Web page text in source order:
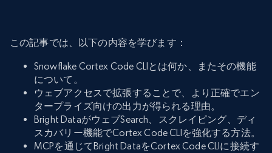
この記事では、以下の内容を学びます：
Snowflake Cortex Code CLIとは何か、またその機能
について。
ウェブアクセスで拡張することで、より正確でエン
タープライズ向けの出力が得られる理由。
Bright DataがウェブSearch、スクレイピング、ディ
スカバリー機能でCortex Code CLIを強化する方法。
MCPを通じてBright DataをCortex Code CLIに接続す